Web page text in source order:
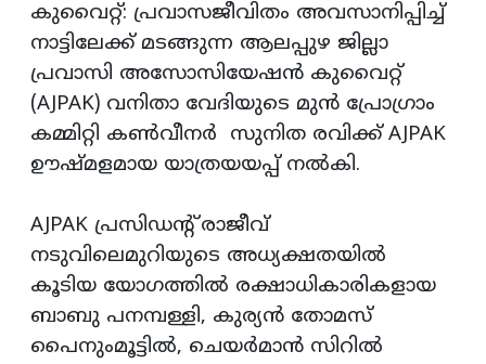
കുവൈറ്റ്: പ്രവാസജീവിതം അവസാനിപ്പിച്ച്
നാട്ടിലേക്ക് മടങ്ങുന്ന ആലപ്പുഴ ജില്ലാ
പ്രവാസി അസോസിയേഷൻ കുവൈറ്റ്
(AJPAK) വനിതാ വേദിയുടെ മുൻ പ്രോഗ്രാം
കമ്മിറ്റി കൺവീനർ സുനിത രവിക്ക് AJPAK
ഊഷ്മളമായ യാത്രയയപ്പ് നൽകി.
AJPAK പ്രസിഡന്റ് രാജീവ്
നടുവിലെമുറിയുടെ അധ്യക്ഷതയിൽ
കൂടിയ യോഗത്തിൽ രക്ഷാധികാരികളായ
ബാബു പനമ്പള്ളി, കുര്യൻ തോമസ്
പൈനുംമൂട്ടിൽ, ചെയർമാൻ സിറിൽ